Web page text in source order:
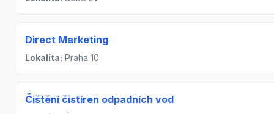
Direct Marketing
Lokalita: Praha 10
Čištění čistíren odpadních vod